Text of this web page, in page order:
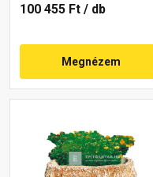
100 455 Ft / db
Megnézem